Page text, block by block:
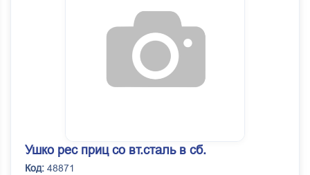
Ушко рес приц со вт.сталь в сб.
Код: 48871